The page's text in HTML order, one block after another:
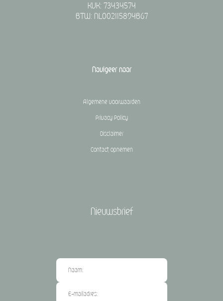
KVK: 73434574
BTW: NL002115894B67
Navigeer naar
Algemene voorwaarden
Privacy Policy
Disclaimer
Contact opnemen
Nieuwsbrief